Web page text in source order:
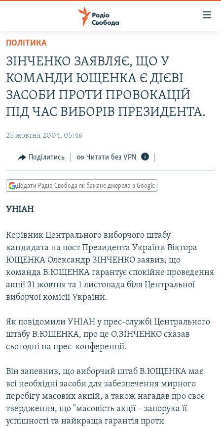
Перейти
основного
матеріалу
Перейти
до
основної
Перейти
пошуку
СТАТТІ
ПОЛІТИКА
КУЛЬТУРА
СПОРТ
СВІТ
ВІЙНА
ДОНБАС.РЕАЛІЇ
КРИМ.РЕАЛІЇ
ТИ ЯК?
КИТАЙ.ВИКЛИКИ
МУЛЬТИМЕДІА
ФОТО
СПЕЦПРОЄКТИ
ПОДКАСТИ
РУС
ДОЛУЧАЙСЯ!
ПОЛІТИКА
ЗІНЧЕНКО ЗАЯВЛЯЄ, ЩО У
КОМАНДИ ЮЩЕНКА Є ДІЄВІ
ЗАСОБИ ПРОТИ ПРОВОКАЦІЙ
ПІД ЧАС ВИБОРІВ ПРЕЗИДЕНТА.
25 жовтня 2004, 05:46
Поділитись Читати без VPN
Додати Радіо Свобода як бажане джерело в Google
УНІАН
Керівник Центрального виборчого штабу
кандидата на пост Президента України Віктора
ЮЩЕНКА Олександр ЗІНЧЕНКО заявив, що
команда В.ЮЩЕНКА гарантує спокійне проведення
акції 31 жовтня та 1 листопада біля Центральної
виборчої комісії України.
Як повідомили УНІАН у прес-службі Центрального
штабу В.ЮЩЕНКА, про це О.ЗІНЧЕНКО сказав
сьогодні на прес-конференції.
Він запевнив, що виборчий штаб В.ЮЩЕНКА має
всі необхідні засоби для забезпечення мирного
перебігу масових акцій, а також нагадав про своє
твердження, що "масовість акції – запорука її
успішності та найкраща гарантія проти